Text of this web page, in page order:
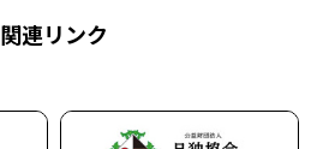
関連リンク